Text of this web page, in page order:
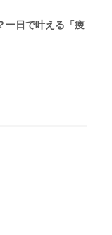
一日で叶える「痩